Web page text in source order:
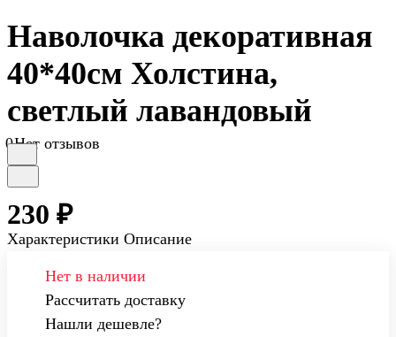
Наволочка декоративная
40*40см Холстина,
светлый лавандовый
0Нет отзывов
230 ₽
Характеристики Описание
Нет в наличии
Рассчитать доставку
Нашли дешевле?